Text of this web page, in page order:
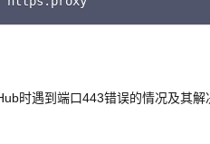
时遇到端口443错误的情况及其